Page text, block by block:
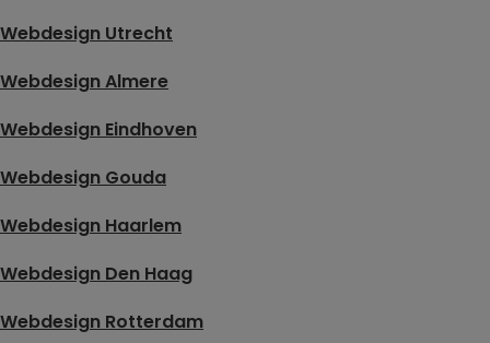
Webdesign Utrecht
Webdesign Almere
Webdesign Eindhoven
Webdesign Gouda
Webdesign Haarlem
Webdesign Den Haag
Webdesign Rotterdam